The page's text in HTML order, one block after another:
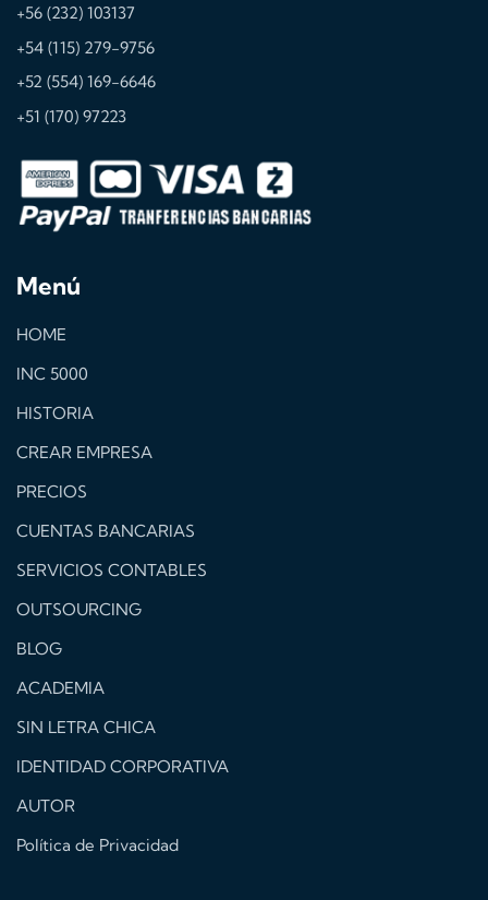
+56 (232) 103137
+54 (115) 279-9756
+52 (554) 169-6646
+51 (170) 97223
Menú
HOME
INC 5000
HISTORIA
CREAR EMPRESA
PRECIOS
CUENTAS BANCARIAS
SERVICIOS CONTABLES
OUTSOURCING
BLOG
ACADEMIA
SIN LETRA CHICA
IDENTIDAD CORPORATIVA
AUTOR
Política de Privacidad